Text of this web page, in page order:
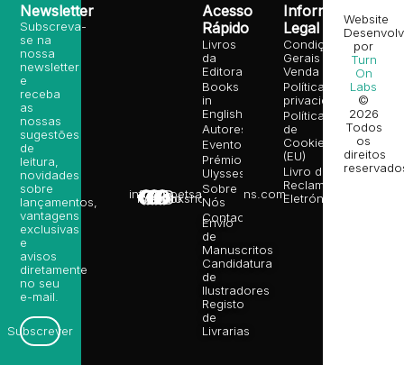
info@poetsandragons.com
Infantil
Adulto
Bookshop
Acesso
Rápido
Livros
da
Editora
Books
in
English
Autores
Eventos
Prémio
Ulysses
Sobre
Nós
Contactos
Envio
de
Manuscritos
Candidatura
de
Ilustradores
Registo
de
Livrarias
Informação
Legal
Condições
Gerais de
Venda
Política de
privacidade
Política
de
Cookies
(EU)
Livro de
Reclamações
Eletrónico
Newsletter
Subscreva-
se na
nossa
newsletter
e
receba
as
nossas
sugestões
de
leitura,
novidades
sobre
lançamentos,
vantagens
exclusivas
e
avisos
diretamente
no seu
e-mail.
Subscrever
Website
por
Turn
On
Labs
©
2026
Todos
os
direitos